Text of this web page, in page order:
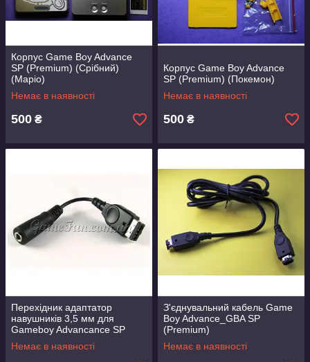
Корпус Game Boy Advance
SP (Premium) (Срібний)
(Маріо)
Немає в наявності
500 ₴
Корпус Game Boy Advance
SP (Premium) (Покемон)
Немає в наявності
500 ₴
Перехідник адаптатор
навушників 3,5 мм для
Gameboy Advancance SP
(GBA)
Немає в наявності
З'єднувальний кабель Game
Boy Advance_GBA SP
(Premium)
Немає в наявності